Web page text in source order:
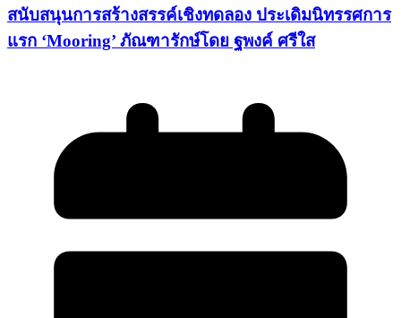
สนับสนุนการสร้างสรรค์เชิงทดลอง ประเดิมนิทรรศการ
แรก ‘Mooring’ ภัณฑารักษ์โดย ฐพงค์ ศรีใส